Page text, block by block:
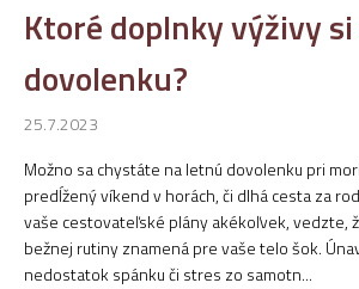
Ktoré doplnky výživy
dovolenku?
25.7.2023
Možno sa chystáte na letnú dovolenku pri
predĺžený víkend v horách, či dlhá cesta za
vaše cestovateľské plány akékoľvek, vedzte,
bežnej rutiny znamená pre vaše telo šok.
nedostatok spánku či stres zo samotn...